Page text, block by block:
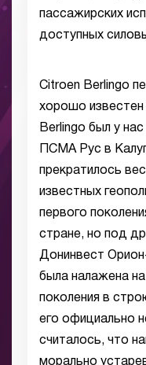
пассажирских
доступных
Citroen Berlingo
хорошо известен
Berlingo был у
ПСМА Рус в
прекратилось
известных
первого
стране, но под
Донинвест
была налажена
поколения в
его официально
считалось, что
морально